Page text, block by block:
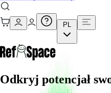
PL
Odkryj potencjał